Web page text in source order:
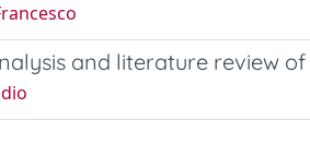
and literature review